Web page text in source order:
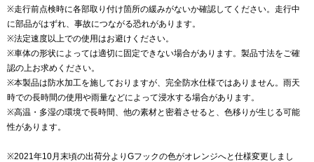
※走行前点検時に各部取り付け箇所の緩みがないか確認してください。走行中
に部品がはずれ、事故につながる恐れがあります。
※法定速度以上での使用はお避けください。
※車体の形状によっては適切に固定できない場合があります。製品寸法をご確
認の上お求めください。
※本製品は防水加工を施しておりますが、完全防水仕様ではありません。雨天
時での長時間の使用や雨量などによって浸水する場合があります。
※高温・多湿の環境で長時間、他の素材と密着させると、色移りが生じる可能
性があります。
※2021年10月末頃の出荷分よりGフックの色がオレンジへと仕様変更しまし